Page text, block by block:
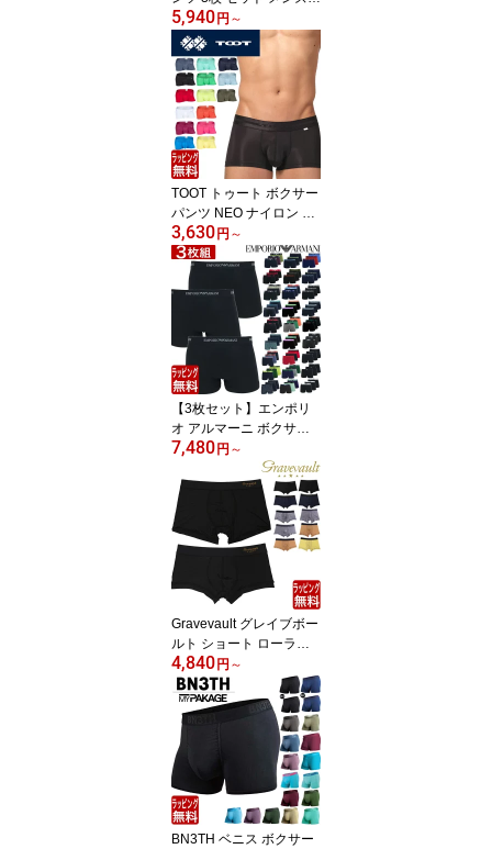
AUL SMITH ブランド ロ
ーライズ 3枚組 無地 ボー
ダー スポーツ 下着 パン
ツ インナー プレゼント
ギフト ラッピング 無料
彼氏 男性
5,940 円 ～
TOOT トゥート ボクサー
パンツ NEO ナイロン カ
ラフル BASIC ベーシッ
ク 無地 定番 メンズ ブラ
ンド 下着 パンツ インナ
ー ローライズ ボクサー
パンツ プレゼント ギフ
ト ラッピング 無料 男性
大人 同梱 速乾
3,630 円 ～
【3枚セット】エンポリ
オ アルマーニ ボクサー
パンツ 3枚セット 無地 シ
ンプル コットン EMPOR
IO ARMANI メンズ ブラ
ンド 下着 パンツ インナ
ー エンポリオアルマーニ
プレゼント ラッピング
無料 彼氏 男性
7,480 円 ～
Gravevault グレイブボー
ルト ショート ローライ
ズ ボクサーパンツ メン
ズ 下着 Plain 無地 シンプ
ル 定番 カラフル ツルツ
ル 芸能人 ブランド 正規
品 パンツ インナー ロー
ライズ ギフト ラッピン
グ 無料 男性 速乾
4,840 円 ～
BN3TH ベニス ボクサー